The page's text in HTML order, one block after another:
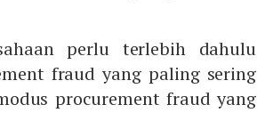
perlu terlebih dahulu
fraud yang paling sering
procurement fraud yang